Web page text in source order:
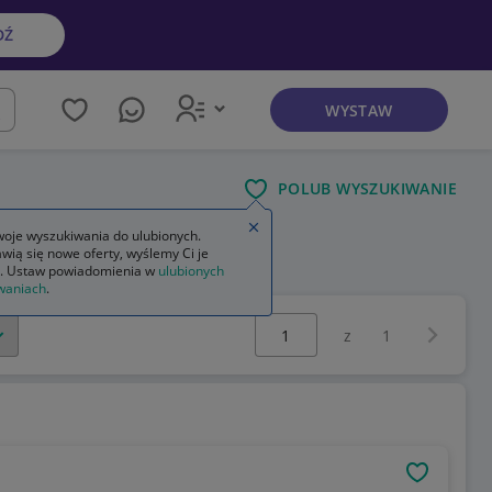
WYSTAW
POLUB WYSZUKIWANIE
Wybierz stronę:
z 1
wyszukiwania do ulubionych.
się nowe oferty, wyślemy Ci je
Ustaw powiadomienia w ulubionych
.
Zamknij wskazówkę